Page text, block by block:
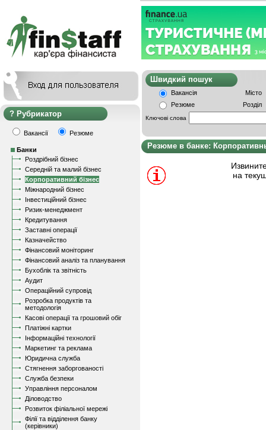
Рубрикатор
Вакансії Резюме
Банки
Роздрібний бізнес
Середній та малий бізнес
Корпоративний бізнес
Міжнародний бізнес
Інвестиційний бізнес
Ризик-менеджмент
Кредитування
Заставні операції
Казначейство
Фінансовий моніторинг
Фінансовий аналіз та планування
Бухоблік та звітність
Аудит
Операційний супровід
Розробка продуктів та
методологія
Касові операції та грошовий обіг
Платіжні картки
Інформаційні технології
Маркетинг та реклама
Юридична служба
Стягнення заборгованості
Служба безпеки
Управління персоналом
Діловодство
Розвиток філіальної мережі
Філії та відділення банку
(керівники)
Швидкий
Вакансія
Місто
Резюме
Розділ
Ключові слова
Резюме в банке:
на